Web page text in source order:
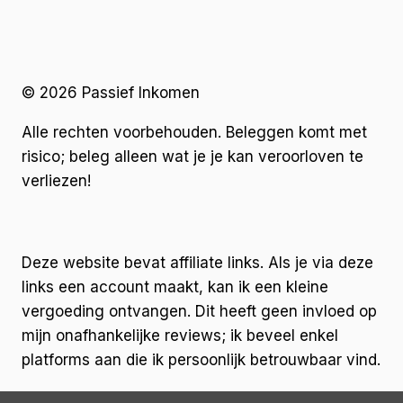
© 2026 Passief Inkomen
Alle rechten voorbehouden. Beleggen komt met
risico; beleg alleen wat je je kan veroorloven te
verliezen!
Deze website bevat affiliate links. Als je via deze
links een account maakt, kan ik een kleine
vergoeding ontvangen. Dit heeft geen invloed op
mijn onafhankelijke reviews; ik beveel enkel
platforms aan die ik persoonlijk betrouwbaar vind.